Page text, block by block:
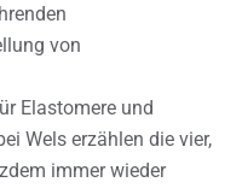
von
Elastomere und
Wels erzählen die vier,
immer wieder